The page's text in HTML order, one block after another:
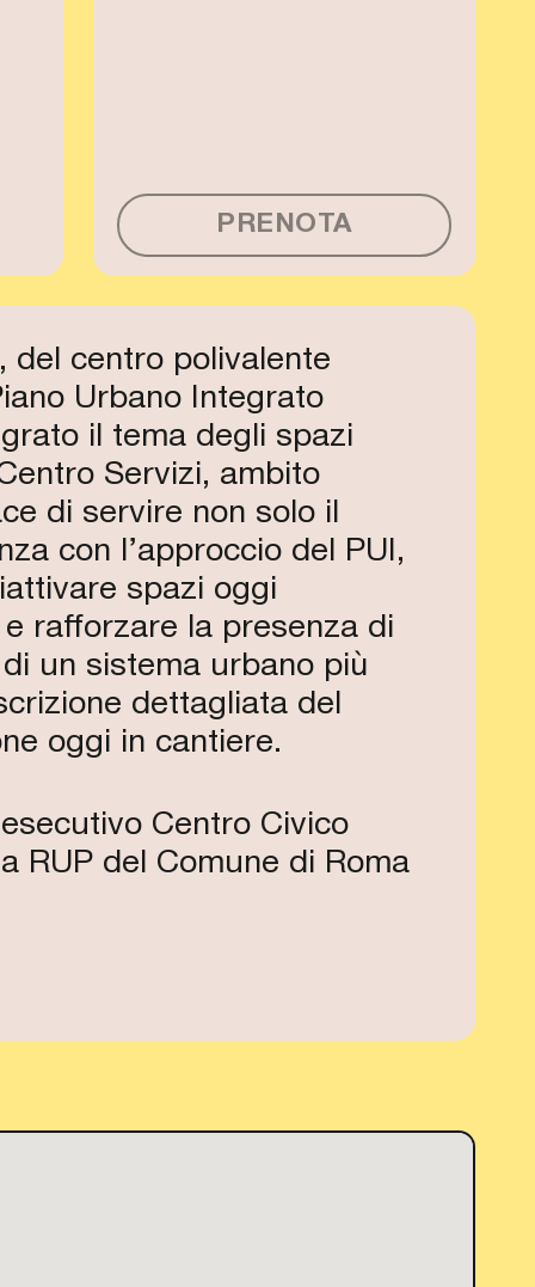
PRENOTA
del centro polivalente
Urbano Integrato
il tema degli spazi
Servizi, ambito
di servire non solo il
con l’approccio del PUI,
spazi oggi
rafforzare la presenza di
un sistema urbano più
dettagliata del
oggi in cantiere.
Centro Civico
RUP del Comune di Roma